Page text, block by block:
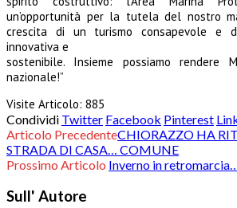
un’opportunità per la tutela del nostro
crescita di un turismo consapevole e di
innovativa e
sostenibile. Insieme possiamo rendere
nazionale!”
Visite Articolo: 885
Condividi Twitter Facebook Pinterest
Articolo PrecedenteCHIORAZZO HA
STRADA DI CASA… COMUNE
Prossimo Articolo Inverno in
Sull' Autore